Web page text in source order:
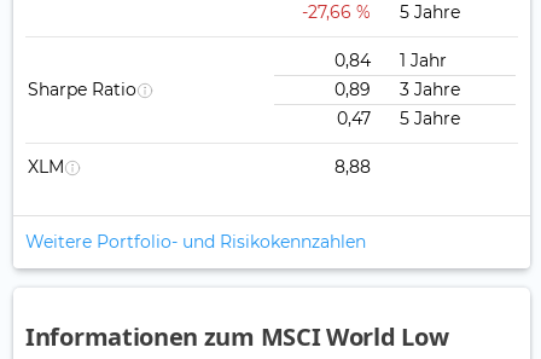
-27,66 %
5 Jahre
Sharpe Ratio
0,84
1 Jahr
0,89
3 Jahre
0,47
5 Jahre
XLM 8,88
Weitere Portfolio- und Risikokennzahlen
Informationen zum MSCI World Low